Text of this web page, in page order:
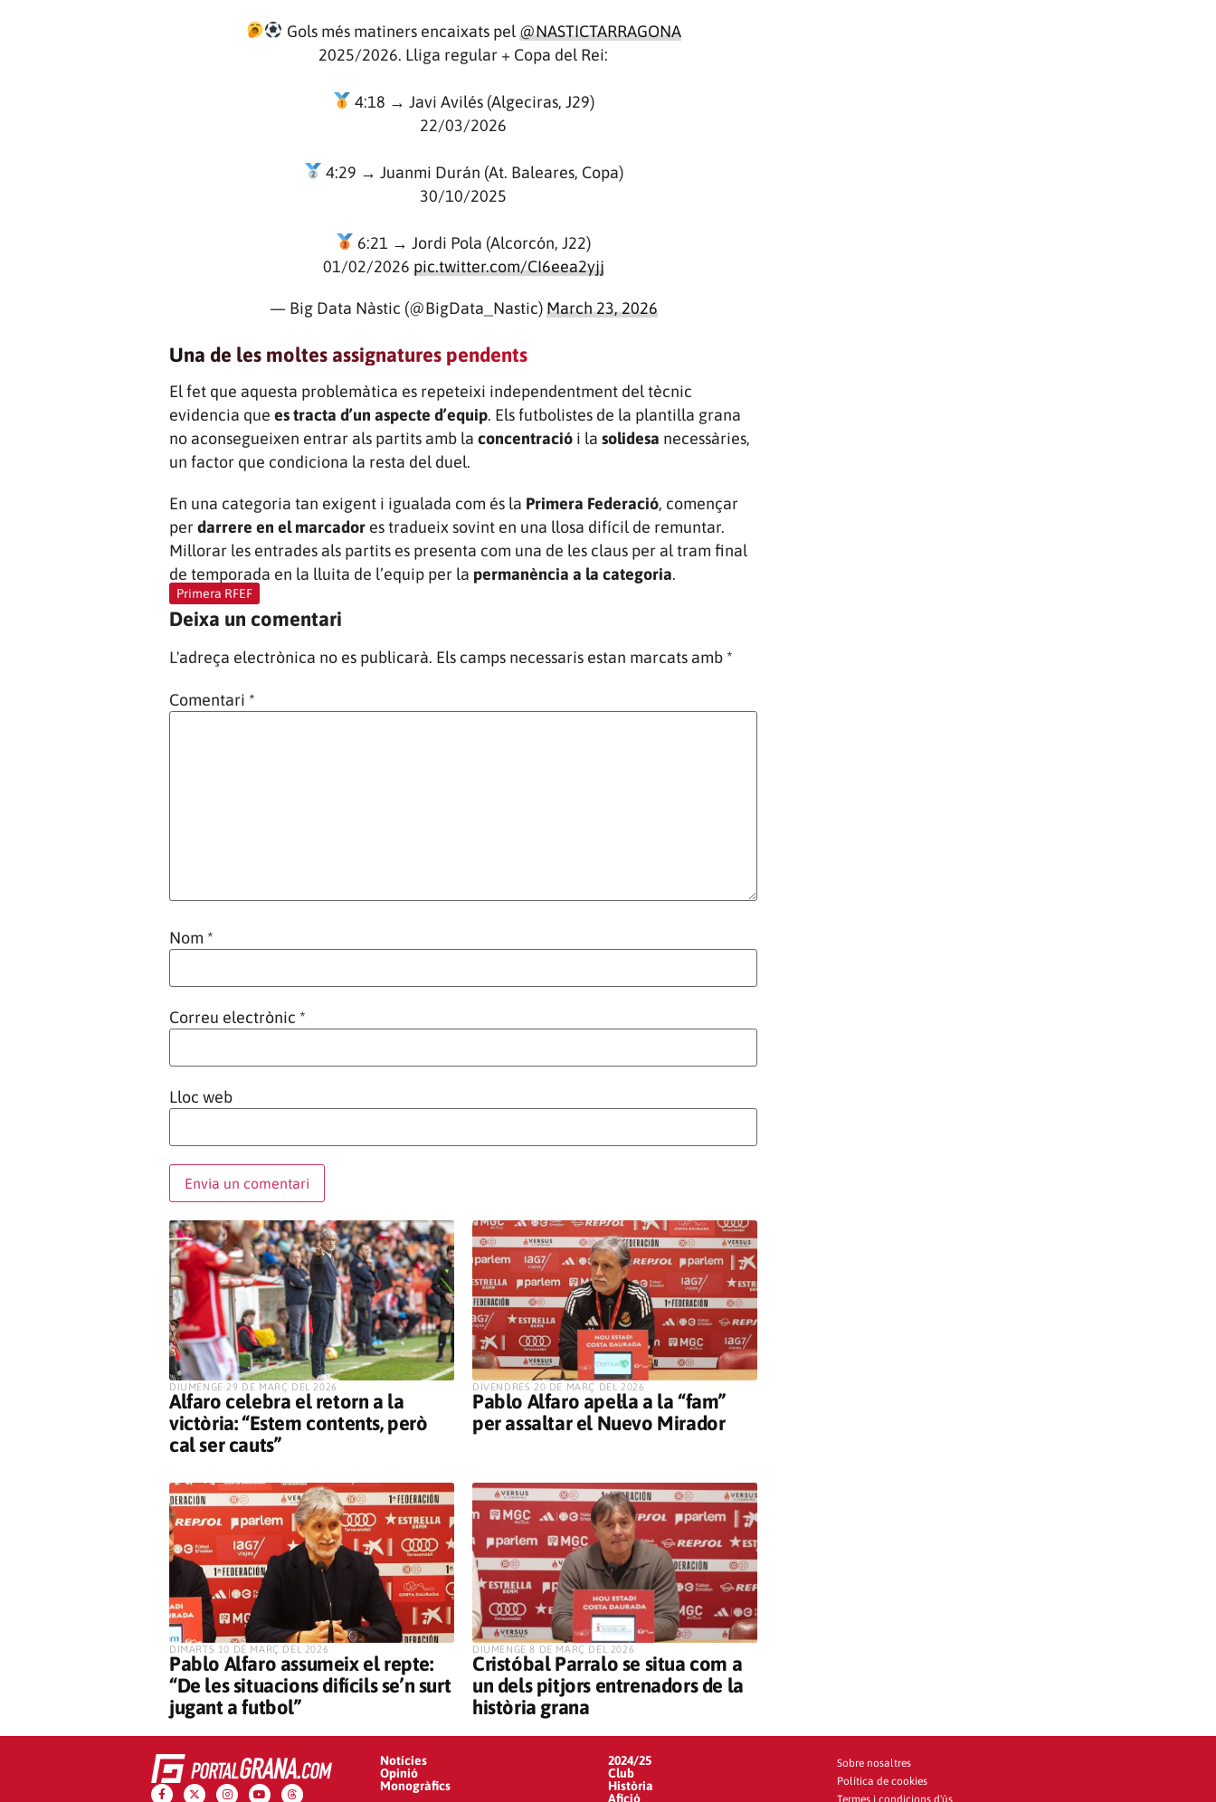
Gols més matiners encaixats pel@NASTICTARRAGONA
2025/2026. Lliga regular + Copa del Rei:
4:18 → Javi Avilés (Algeciras, J29)
22/03/2026
4:29 → Juanmi Durán (At. Baleares, Copa)
30/10/2025
6:21 → Jordi Pola (Alcorcón, J22)
01/02/2026 pic.twitter.com/CI6eea2yjj
— Big Data Nàstic (@BigData_Nastic)March 23, 2026
Una de les moltes assignatures pendents
El fet que aquesta problemàtica es repeteixi independentment del tècnic
evidencia que es tracta d’un aspecte d’equip. Els futbolistes de la plantilla grana
no aconsegueixen entrar als partits amb la concentració i la solidesa necessàries,
un factor que condiciona la resta del duel.
En una categoria tan exigent i igualada com és la Primera Federació, començar
perdarrere en el marcador es tradueix sovint en una llosa difícil de remuntar.
Millorar les entrades als partits es presenta com una de les claus per al tram final
de temporada en la lluita de l’equip per la permanència a la categoria.
Primera RFEF
Deixa un comentari
L'adreça electrònica no es publicarà. Els camps necessaris estan marcats amb*
Comentari *
Nom *
Correu electrònic *
Lloc web
​DIUMENGE 29 DE MARÇ DEL 2026
Alfaro celebra el retorn a la
victòria: “Estem contents, però
cal ser cauts”
​DIVENDRES 20 DE MARÇ DEL 2026
Pablo Alfaro apel·la a la “fam”
per assaltar el Nuevo Mirador
​DIMARTS 10 DE MARÇ DEL 2026
Pablo Alfaro assumeix el repte:
“De les situacions difícils se’n surt
jugant a futbol”
​DIUMENGE 8 DE MARÇ DEL 2026
Cristóbal Parralo se situa com a
un dels pitjors entrenadors de la
història grana
Notícies
Opinió
Monogràfics
2024/25
Club
Història
Afició
Sobre nosaltres
Política de cookies
Termes i condicions d'ús